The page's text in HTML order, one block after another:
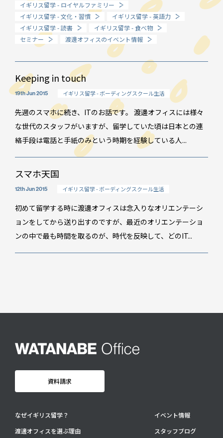
How long?
期間で選ぶ留学
スタッフブログ
GTT通信
WO channel
採用情報
WO OB・OG会
お問い合わせ： (平日9:30-17:30)
Please contact
for English information.
イギリス留学 - ロイヤルファミリー
イギリス留学 - 文化・習慣
イギリス留学 - 英語力
イギリス留学 - 読書
イギリス留学 - 食べ物
セミナー
渡邊オフィスのイベント情報
Keeping in touch
19th Jun 2015 イギリス留学 - ボーディングスクール生活
先週のスマホに続き、ITのお話です。 渡邊オフィスには様々
な世代のスタッフがいますが、留学していた頃は日本との連
絡手段は電話と手紙のみという時期を経験している人...
スマホ天国
12th Jun 2015 イギリス留学 - ボーディングスクール生活
初めて留学する時に渡邊オフィスは念入りなオリエンテーシ
ョンをしてから送り出すのですが、最近のオリエンテーショ
ンの中で最も時間を取るのが、時代を反映して、どのIT...
資料請求
なぜイギリス留学？
渡邊オフィスを選ぶ理由
イベント情報
スタッフブログ